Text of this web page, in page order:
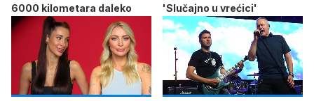
6000 kilometara daleko
'Slučajno u vrećici'